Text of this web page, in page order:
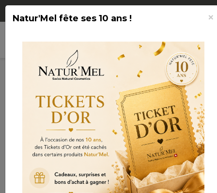
search shopping_cart(0)
Connexion
×
Natur'Mel fête ses 10 ans !